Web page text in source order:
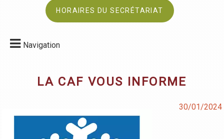
HORAIRES DU SECRÉTARIAT
Navigation
LA CAF VOUS INFORME
30/01/2024